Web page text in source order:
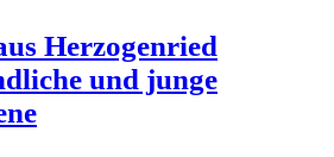
Herzogenried
und junge